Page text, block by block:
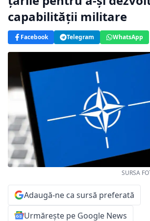
capabilităţii militare
Facebook Telegram WhatsApp
SURSA
Adaugă-ne ca sursă preferată
Urmărește pe Google News